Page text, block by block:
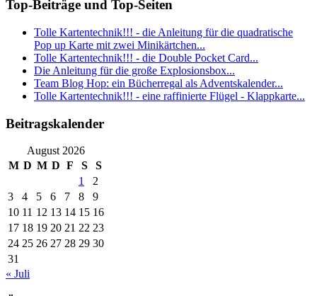
Top-Beiträge und Top-Seiten
Tolle Kartentechnik!!! - die Anleitung für die quadratische
Pop up Karte mit zwei Minikärtchen...
Tolle Kartentechnik!!! - die Double Pocket Card...
Die Anleitung für die große Explosionsbox...
Team Blog Hop: ein Bücherregal als Adventskalender...
Tolle Kartentechnik!!! - eine raffinierte Flügel - Klappkarte...
Beitragskalender
August 2026
M D M D F S
S
1
2
3
4 5 6 7 8
9
10 11 12 13 14 15 16
17 18 19 20 21 22 23
24 25 26 27 28 29 30
31
« Juli